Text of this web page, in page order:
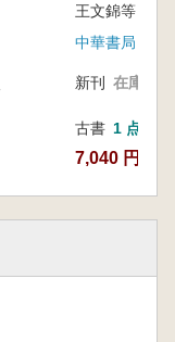
《隐居通
。本次校点,
水云村泯
海山仙馆丛
话》《莲堂
文章精义》
数》《诗法源
》《诗法
旨》《虞侍书
诗话》《沙
《诗教指南
王文錦等 点
中華書局
新刊 在庫なし
古書 1 点
7,040 円